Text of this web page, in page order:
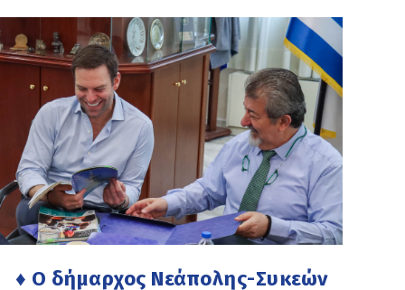
♦ Ο δήμαρχος Νεάπολης-Συκεών